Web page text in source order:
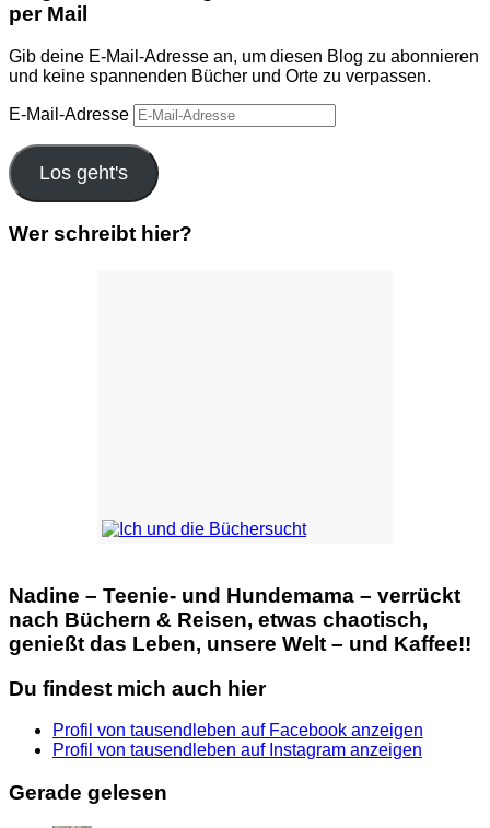
per Mail
Gib deine E-Mail-Adresse an, um diesen Blog zu abonnieren
und keine spannenden Bücher und Orte zu verpassen.
E-Mail-Adresse
Los geht's
Wer schreibt hier?
Nadine – Teenie- und Hundemama – verrückt
nach Büchern & Reisen, etwas chaotisch,
genießt das Leben, unsere Welt – und Kaffee!!
Du findest mich auch hier
Profil von tausendleben auf Facebook anzeigen
Profil von tausendleben auf Instagram anzeigen
Gerade gelesen